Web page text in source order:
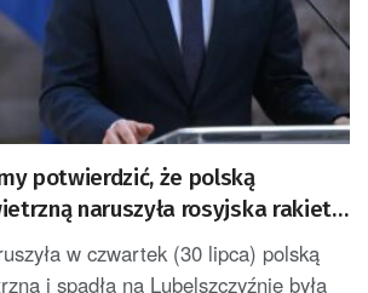
potwierdzić, że polską
naruszyła rosyjska rakieta
w czwartek (30 lipca) polską
i spadła na Lubelszczyźnie była